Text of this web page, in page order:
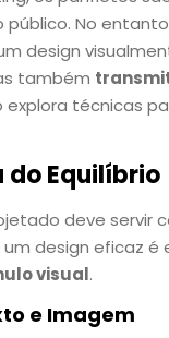
No
design
também
explora técnicas
Equilíbrio
deve servir
design eficaz
visual.
e Imagem